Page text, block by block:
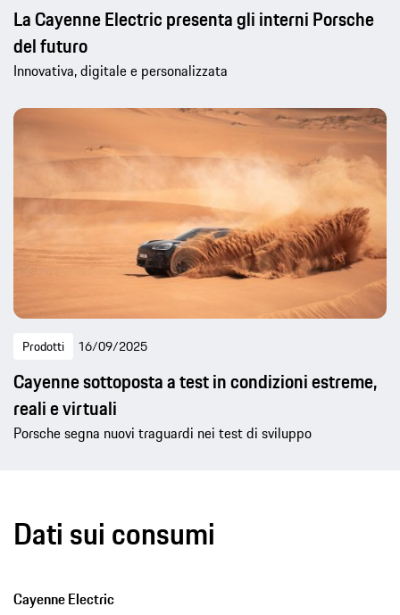
La Cayenne Electric presenta gli interni Porsche
del futuro
Innovativa, digitale e personalizzata
Prodotti 16/09/2025
Cayenne sottoposta a test in condizioni estreme,
reali e virtuali
Porsche segna nuovi traguardi nei test di sviluppo
Dati sui consumi
Cayenne Electric